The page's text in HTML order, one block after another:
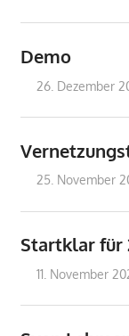
Demo
26. Dezember
25. November
Startklar für
11. November